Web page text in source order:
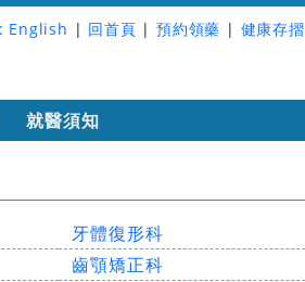
English | 回首頁 | 預約領藥 | 健康存摺
就醫須知
牙體復形科
齒顎矯正科